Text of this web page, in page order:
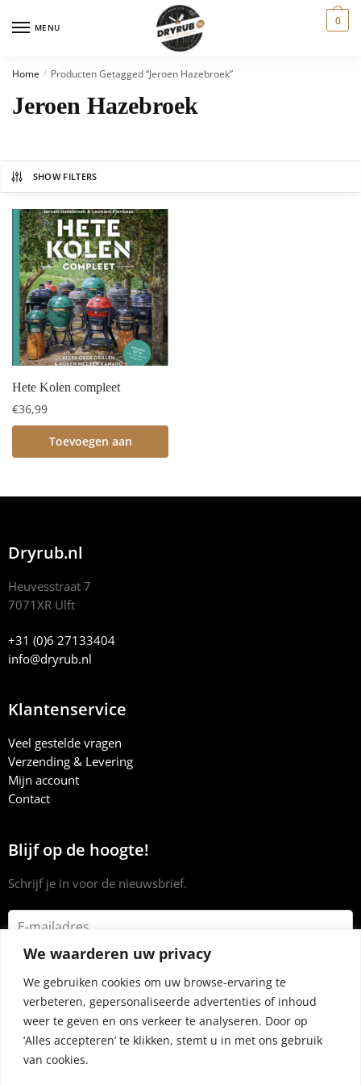
We waarderen uw privacy
We gebruiken cookies om uw browse-ervaring te
verbeteren, gepersonaliseerde advertenties of inhoud
weer te geven en ons verkeer te analyseren. Door op
‘Alles accepteren’ te klikken, stemt u in met ons gebruik
van cookies.
MENU 0
Home / Producten Getagged “jeroen Hazebroek”
Jeroen Hazebroek
SHOW FILTERS
Hete Kolen compleet
€36,99
Toevoegen aan
Dryrub.nl
Heuvesstraat 7
7071XR Ulft
+31 (0)6 27133404
info@dryrub.nl
Klantenservice
Veel gestelde vragen
Verzending & Levering
Mijn account
Contact
Blijf op de hoogte!
Schrijf je in voor de nieuwsbrief.